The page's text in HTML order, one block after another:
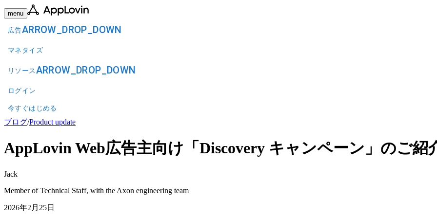
menu
広告ARROW_DROP_DOWN
マネタイズ
リソースARROW_DROP_DOWN
ログイン
今すぐはじめる
ブログ/Product update
AppLovin Web広告主向け「Discovery キャンペーン」のご紹
Jack
Member of Technical Staff, with the Axon engineering team
2026年2月25日